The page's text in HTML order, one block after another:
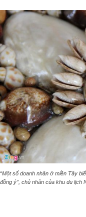
“Một số doanh nhân ở miền Tây
đồng ý”, chủ nhân của khu du lịch